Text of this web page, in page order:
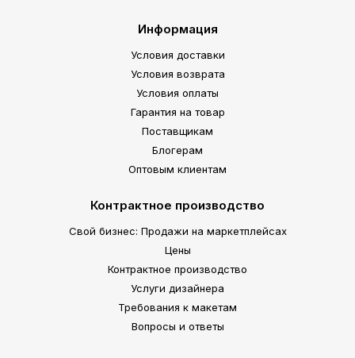
Информация
Условия доставки
Условия возврата
Условия оплаты
Гарантия на товар
Поставщикам
Блогерам
Оптовым клиентам
Контрактное производство
Свой бизнес: Продажи на маркетплейсах
Цены
Контрактное производство
Услуги дизайнера
Требования к макетам
Вопросы и ответы